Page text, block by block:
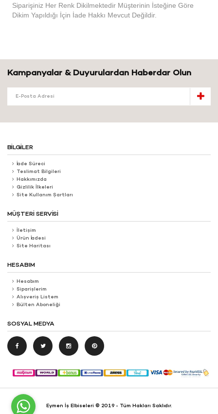
Siparişiniz Her Renk Dikilmektedir Müşterinin İsteğine Göre
Dikim Yapıldığı İçin İade Hakkı Mevcut Değildir.
Kampanyalar & Duyurulardan Haberdar Olun
BILGILER
İade Süreci
Teslimat Bilgileri
Hakkımızda
Gizlilik İlkeleri
Site Kullanım Şartları
MÜŞTERI SERVISI
İletişim
Ürün İadesi
Site Haritası
HESABIM
Hesabım
Siparişlerim
Alışveriş Listem
Bülten Aboneliği
SOSYAL MEDYA
Eymen İş Elbiseleri © 2019 - Tüm Hakları Saklıdır.